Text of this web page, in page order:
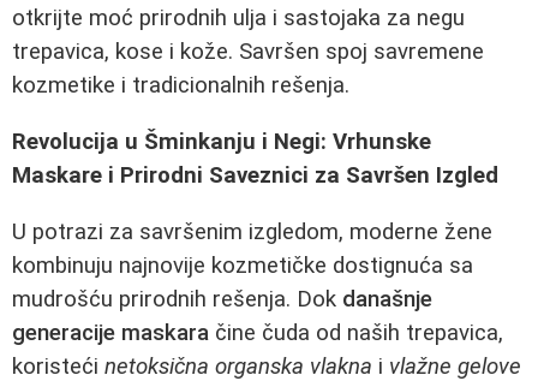
otkrijte moć prirodnih ulja i sastojaka za negu
trepavica, kose i kože. Savršen spoj savremene
kozmetike i tradicionalnih rešenja.
Revolucija u Šminkanju i Negi: Vrhunske
Maskare i Prirodni Saveznici za Savršen Izgled
U potrazi za savršenim izgledom, moderne žene
kombinuju najnovije kozmetičke dostignuća sa
mudrošću prirodnih rešenja. Dok današnje
generacije maskara čine čuda od naših trepavica,
koristeći netoksična organska vlakna i vlažne gelove